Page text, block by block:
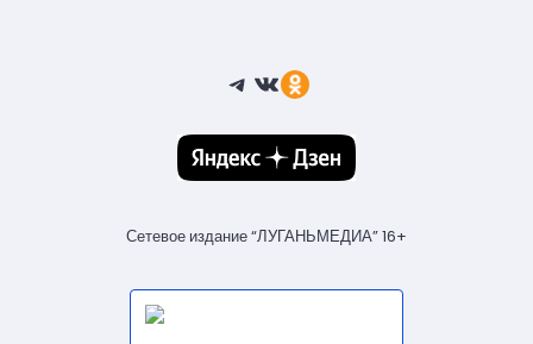
Telegram
ВКонтакте
Ссылка
Сетевое издание “ЛУГАНЬМЕДИА” 16+